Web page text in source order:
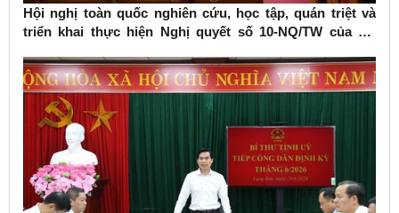
Hội nghị toàn quốc nghiên cứu, học tập, quán triệt và
triển khai thực hiện Nghị quyết số 10-NQ/TW của Bộ